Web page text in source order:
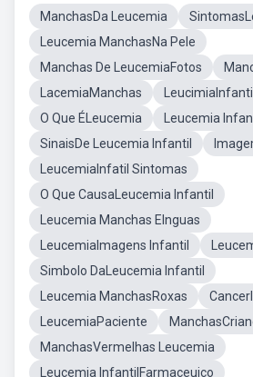
ManchasDa Leucemia
Leucemia ManchasNa Pele
Manchas De LeucemiaFotos
LacemiaManchas
LeucimiaInfantil
O Que ÉLeucemia
Leucemia
SinaisDe Leucemia Infantil
LeucemiaInfatil Sintomas
O Que CausaLeucemia Infantil
Leucemia Manchas EInguas
LeucemiaImagens Infantil
Simbolo DaLeucemia Infantil
Leucemia ManchasRoxas
LeucemiaPaciente
ManchasVermelhas Leucemia
Leucemia InfantilFarmaceuico